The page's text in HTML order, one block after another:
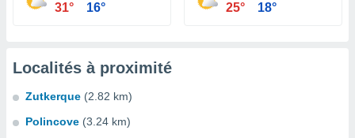
31° 16° 25° 18°
Localités à proximité
Zutkerque (2.82 km)
Polincove (3.24 km)